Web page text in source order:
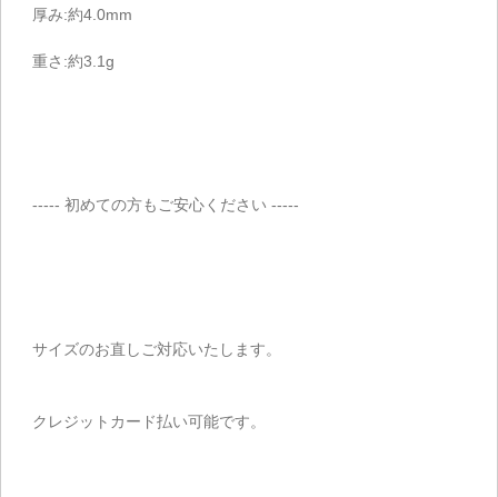
厚み:約4.0mm
重さ:約3.1g
----- 初めての方もご安心ください -----
サイズのお直しご対応いたします。
クレジットカード払い可能です。